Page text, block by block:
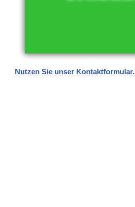
Nutzen Sie unser Kontaktformular.